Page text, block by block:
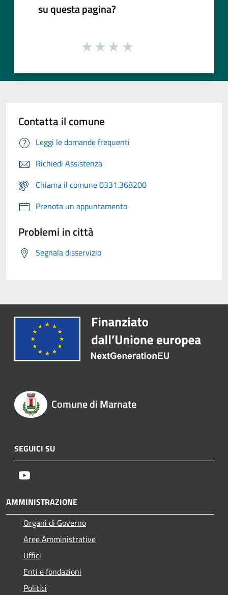
su questa pagina?
Contatta il comune
Leggi le domande frequenti
Richiedi Assistenza
Chiama il comune 0331.368200
Prenota un appuntamento
Problemi in città
Segnala disservizio
Comune di Marnate
SEGUICI SU
AMMINISTRAZIONE
Organi di Governo
Aree Amministrative
Uffici
Enti e fondazioni
Politici